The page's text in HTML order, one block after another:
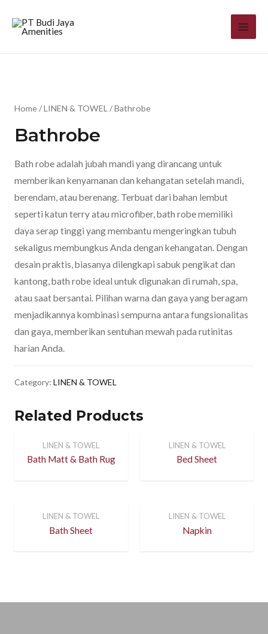
Home/LINEN & TOWEL / Bathrobe
Bathrobe
Bath robe adalah jubah mandi yang dirancang untuk
memberikan kenyamanan dan kehangatan setelah mandi,
berendam, atau berenang. Terbuat dari bahan lembut
seperti katun terry atau microfiber, bath robe memiliki
daya serap tinggi yang membantu mengeringkan tubuh
sekaligus membungkus Anda dengan kehangatan. Dengan
desain praktis, biasanya dilengkapi sabuk pengikat dan
kantong, bath robe ideal untuk digunakan di rumah, spa,
atau saat bersantai. Pilihan warna dan gaya yang beragam
menjadikannya kombinasi sempurna antara fungsionalitas
dan gaya, memberikan sentuhan mewah pada rutinitas
harian Anda.
Category: LINEN & TOWEL
Related Products
LINEN & TOWEL
Bath Matt & Bath Rug
LINEN & TOWEL
Bed Sheet
LINEN & TOWEL
Bath Sheet
LINEN & TOWEL
Napkin